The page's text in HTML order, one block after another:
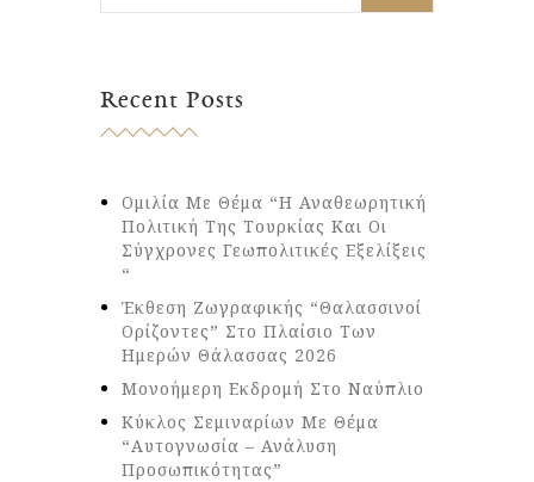
Recent Posts
Ομιλία Με Θέμα “Η Αναθεωρητική
Πολιτική Της Τουρκίας Και Οι
Σύγχρονες Γεωπολιτικές Εξελίξεις
“
Έκθεση Ζωγραφικής “Θαλασσινοί
Ορίζοντες” Στο Πλαίσιο Των
Ημερών Θάλασσας 2026
Μονοήμερη Εκδρομή Στο Ναύπλιο
Κύκλος Σεμιναρίων Με Θέμα
“Αυτογνωσία – Ανάλυση
Προσωπικότητας”